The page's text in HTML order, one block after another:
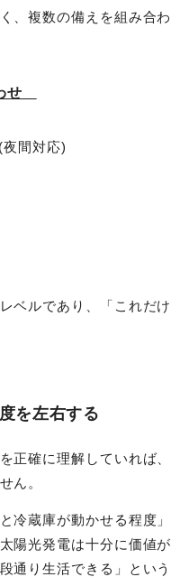
、複数の備えを組み合わ
せ
間対応)
ベルであり、「これだけ
を左右する
正確に理解していれば、
ん。
冷蔵庫が動かせる程度」
陽光発電は十分に価値が
通り生活できる」という